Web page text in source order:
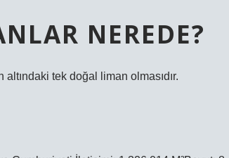
NEREDE?
tek doğal liman olmasıdır.